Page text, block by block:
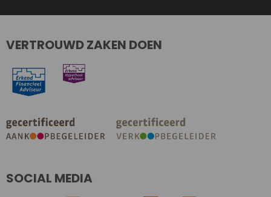
VERTROUWD ZAKEN DOEN
SOCIAL MEDIA